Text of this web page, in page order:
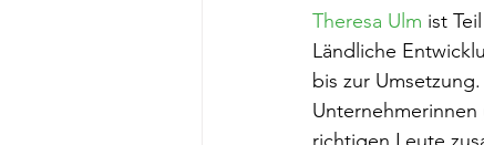
Theresa Ulm ist
Ländliche
bis zur